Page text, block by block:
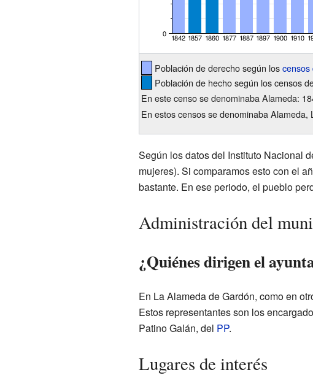
Población de derecho según loscensos
Población de hecho según los censos
En este censo se denominaba Alameda:
En estos censos se denominaba
Según los datos del Instituto Nacional
mujeres). Si comparamos esto con el
bastante. En ese periodo, el pueblo
Administración del
¿Quiénes dirigen el
En La Alameda de Gardón, como en
Estos representantes son los
Patino Galán, del PP.
Lugares de interés